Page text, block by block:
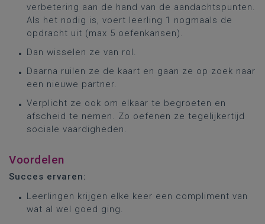
verbetering aan de hand van de aandachtspunten.
Als het nodig is, voert leerling 1 nogmaals de
opdracht uit (max 5 oefenkansen).
Dan wisselen ze van rol.
Daarna ruilen ze de kaart en gaan ze op zoek naar
een nieuwe partner.
Verplicht ze ook om elkaar te begroeten en
afscheid te nemen. Zo oefenen ze tegelijkertijd
sociale vaardigheden.
Voordelen
Succes ervaren:
Leerlingen krijgen elke keer een compliment van
wat al wel goed ging.